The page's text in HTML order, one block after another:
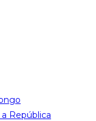
República